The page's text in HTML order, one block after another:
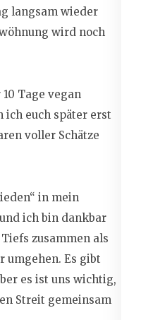
langsam wieder
wird noch
Tage vegan
ich euch später erst
voller Schätze
in mein
ich bin dankbar
zusammen als
Es gibt
es ist uns wichtig,
Streit gemeinsam